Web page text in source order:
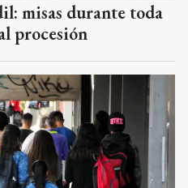
misas durante toda
procesión